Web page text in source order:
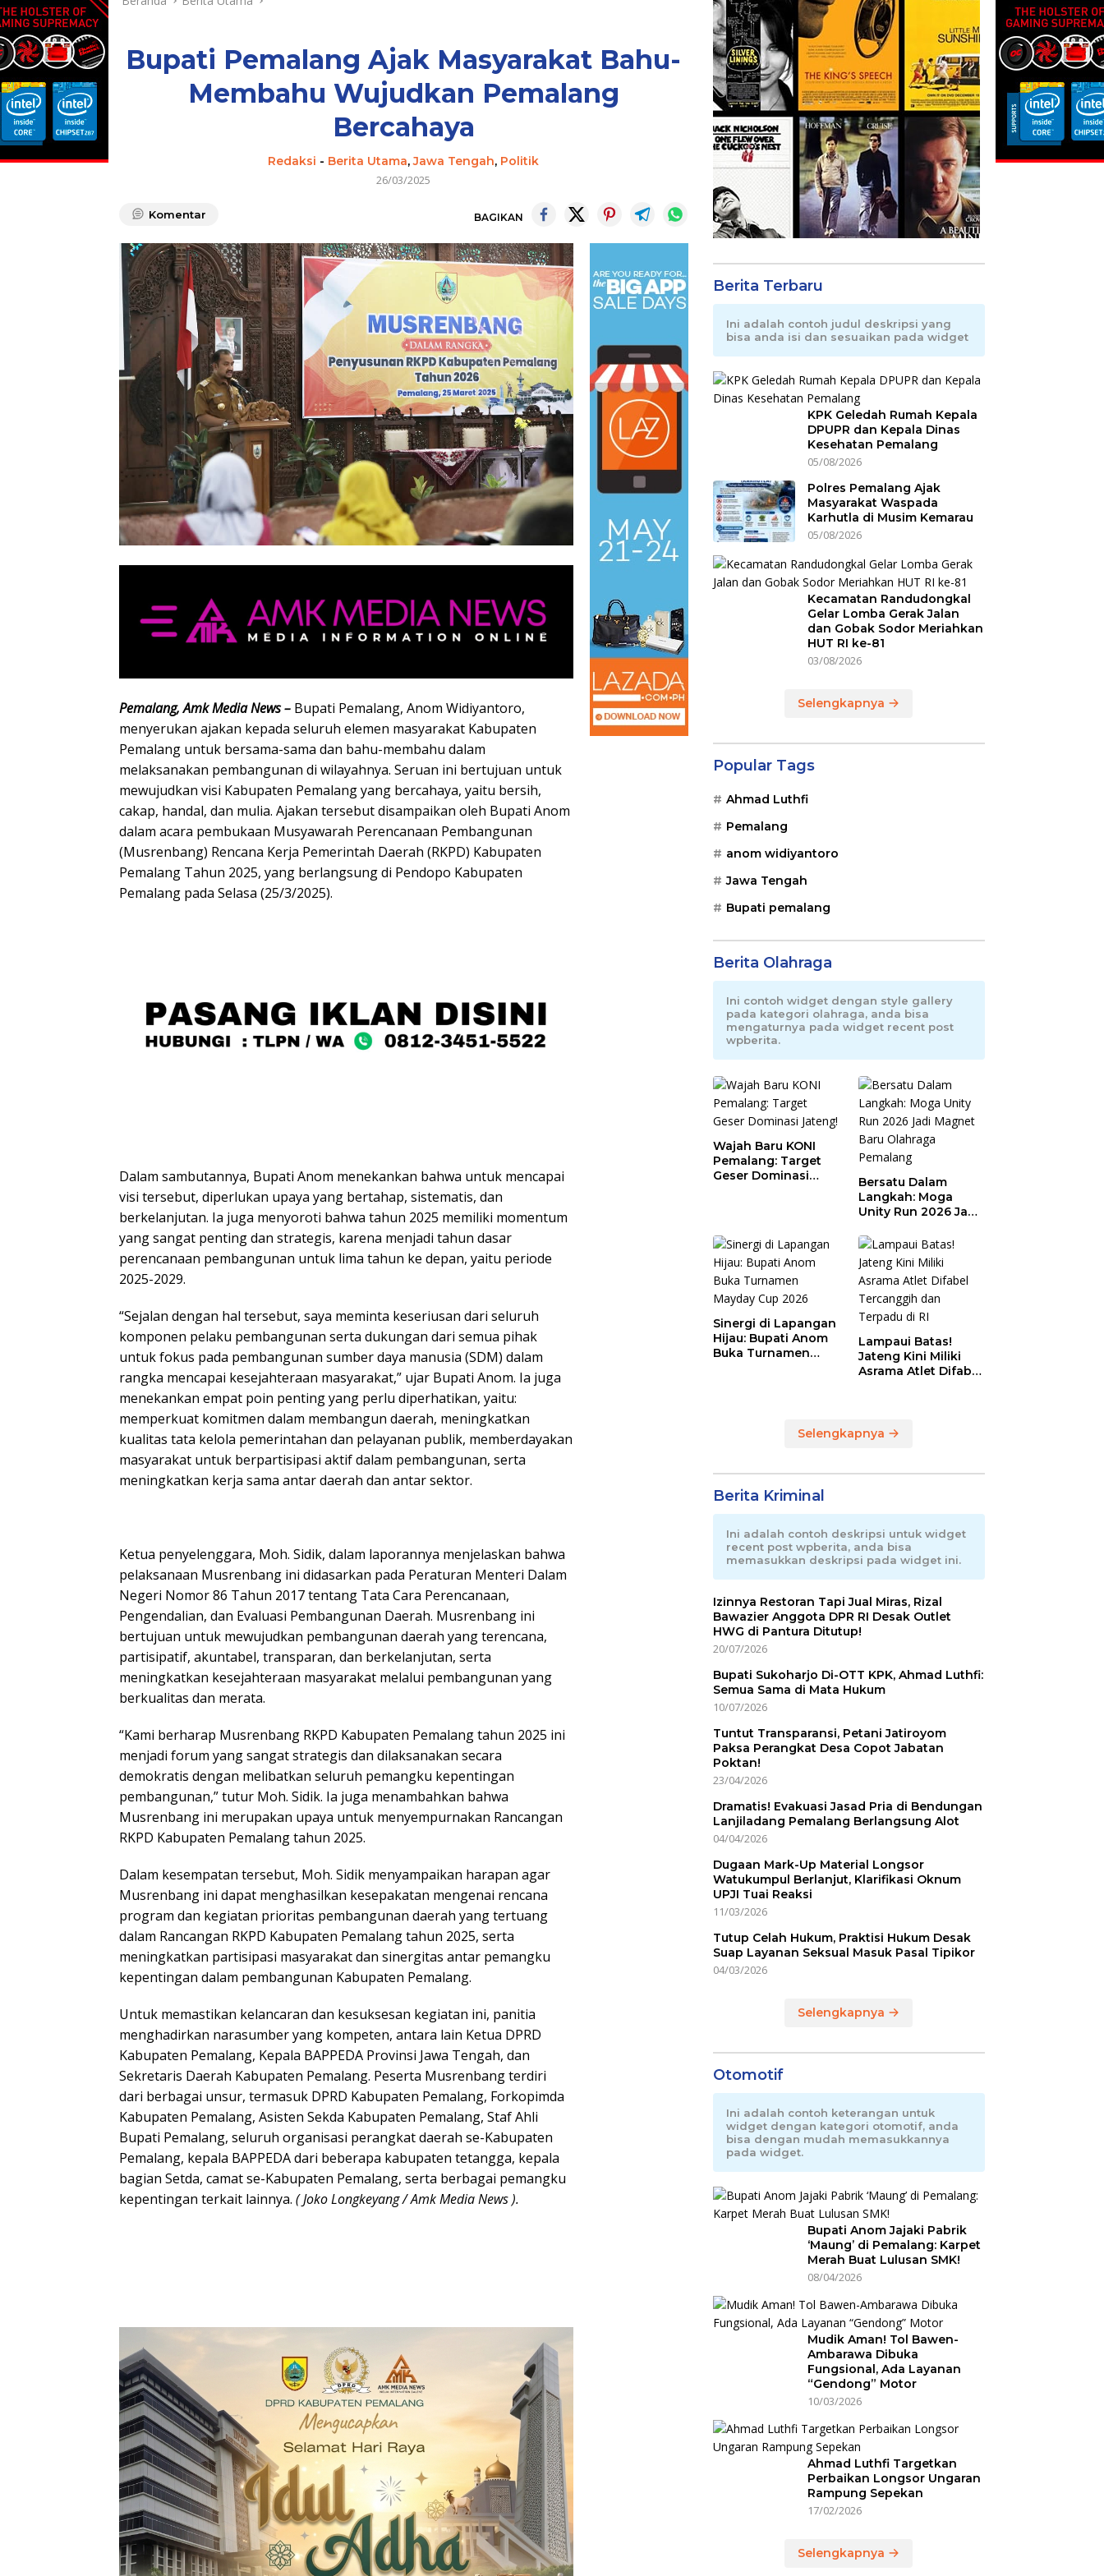
Bupati Pemalang Ajak Masyarakat Bahu-
Membahu Wujudkan Pemalang
Bercahaya
Redaksi - Berita Utama,Jawa Tengah, Politik
26/03/2025
Komentar BAGIKAN
Pemalang, Amk Media News – Bupati Pemalang, Anom Widiyantoro,
menyerukan ajakan kepada seluruh elemen masyarakat Kabupaten
Pemalang untuk bersama-sama dan bahu-membahu dalam
melaksanakan pembangunan di wilayahnya. Seruan ini bertujuan untuk
mewujudkan visi Kabupaten Pemalang yang bercahaya, yaitu bersih,
cakap, handal, dan mulia. Ajakan tersebut disampaikan oleh Bupati Anom
dalam acara pembukaan Musyawarah Perencanaan Pembangunan
(Musrenbang) Rencana Kerja Pemerintah Daerah (RKPD) Kabupaten
Pemalang Tahun 2025, yang berlangsung di Pendopo Kabupaten
Pemalang pada Selasa (25/3/2025).
Dalam sambutannya, Bupati Anom menekankan bahwa untuk mencapai
visi tersebut, diperlukan upaya yang bertahap, sistematis, dan
berkelanjutan. Ia juga menyoroti bahwa tahun 2025 memiliki momentum
yang sangat penting dan strategis, karena menjadi tahun dasar
perencanaan pembangunan untuk lima tahun ke depan, yaitu periode
2025-2029.
“Sejalan dengan hal tersebut, saya meminta keseriusan dari seluruh
komponen pelaku pembangunan serta dukungan dari semua pihak
untuk fokus pada pembangunan sumber daya manusia (SDM) dalam
rangka mencapai kesejahteraan masyarakat,” ujar Bupati Anom. Ia juga
menekankan empat poin penting yang perlu diperhatikan, yaitu:
memperkuat komitmen dalam membangun daerah, meningkatkan
kualitas tata kelola pemerintahan dan pelayanan publik, memberdayakan
masyarakat untuk berpartisipasi aktif dalam pembangunan, serta
meningkatkan kerja sama antar daerah dan antar sektor.
Ketua penyelenggara, Moh. Sidik, dalam laporannya menjelaskan bahwa
pelaksanaan Musrenbang ini didasarkan pada Peraturan Menteri Dalam
Negeri Nomor 86 Tahun 2017 tentang Tata Cara Perencanaan,
Pengendalian, dan Evaluasi Pembangunan Daerah. Musrenbang ini
bertujuan untuk mewujudkan pembangunan daerah yang terencana,
partisipatif, akuntabel, transparan, dan berkelanjutan, serta
meningkatkan kesejahteraan masyarakat melalui pembangunan yang
berkualitas dan merata.
“Kami berharap Musrenbang RKPD Kabupaten Pemalang tahun 2025 ini
menjadi forum yang sangat strategis dan dilaksanakan secara
demokratis dengan melibatkan seluruh pemangku kepentingan
pembangunan,” tutur Moh. Sidik. Ia juga menambahkan bahwa
Musrenbang ini merupakan upaya untuk menyempurnakan Rancangan
RKPD Kabupaten Pemalang tahun 2025.
Dalam kesempatan tersebut, Moh. Sidik menyampaikan harapan agar
Musrenbang ini dapat menghasilkan kesepakatan mengenai rencana
program dan kegiatan prioritas pembangunan daerah yang tertuang
dalam Rancangan RKPD Kabupaten Pemalang tahun 2025, serta
meningkatkan partisipasi masyarakat dan sinergitas antar pemangku
kepentingan dalam pembangunan Kabupaten Pemalang.
Untuk memastikan kelancaran dan kesuksesan kegiatan ini, panitia
menghadirkan narasumber yang kompeten, antara lain Ketua DPRD
Kabupaten Pemalang, Kepala BAPPEDA Provinsi Jawa Tengah, dan
Sekretaris Daerah Kabupaten Pemalang. Peserta Musrenbang terdiri
dari berbagai unsur, termasuk DPRD Kabupaten Pemalang, Forkopimda
Kabupaten Pemalang, Asisten Sekda Kabupaten Pemalang, Staf Ahli
Bupati Pemalang, seluruh organisasi perangkat daerah se-Kabupaten
Pemalang, kepala BAPPEDA dari beberapa kabupaten tetangga, kepala
bagian Setda, camat se-Kabupaten Pemalang, serta berbagai pemangku
kepentingan terkait lainnya. ( Joko Longkeyang / Amk Media News ).
Berita Terbaru
Ini adalah contoh judul deskripsi yang
bisa anda isi dan sesuaikan pada widget
KPK Geledah Rumah Kepala
DPUPR dan Kepala Dinas
Kesehatan Pemalang
05/08/2026
Polres Pemalang Ajak
Masyarakat Waspada
Karhutla di Musim Kemarau
05/08/2026
Kecamatan Randudongkal
Gelar Lomba Gerak Jalan
dan Gobak Sodor Meriahkan
HUT RI ke-81
03/08/2026
Selengkapnya
Popular Tags
Ahmad Luthfi
Pemalang
anom widiyantoro
Jawa Tengah
Bupati pemalang
Berita Olahraga
Ini contoh widget dengan style gallery
pada kategori olahraga, anda bisa
mengaturnya pada widget recent post
wpberita.
Wajah Baru KONI
Pemalang: Target
Geser Dominasi
Bersatu Dalam
Langkah: Moga
Unity Run 2026 Jadi
Olahraga Pemalang
Sinergi di Lapangan
Hijau: Bupati Anom
Buka Turnamen
Lampaui Batas!
Jateng Kini Miliki
Asrama Atlet Difabel
Selengkapnya
Berita Kriminal
Ini adalah contoh deskripsi untuk widget
recent post wpberita, anda bisa
memasukkan deskripsi pada widget ini.
Izinnya Restoran Tapi Jual Miras, Rizal
Bawazier Anggota DPR RI Desak Outlet
HWG di Pantura Ditutup!
20/07/2026
Bupati Sukoharjo Di-OTT KPK, Ahmad Luthfi:
Semua Sama di Mata Hukum
10/07/2026
Tuntut Transparansi, Petani Jatiroyom
Paksa Perangkat Desa Copot Jabatan
Poktan!
23/04/2026
Dramatis! Evakuasi Jasad Pria di Bendungan
Lanjiladang Pemalang Berlangsung Alot
04/04/2026
Dugaan Mark-Up Material Longsor
Watukumpul Berlanjut, Klarifikasi Oknum
UPJI Tuai Reaksi
11/03/2026
Tutup Celah Hukum, Praktisi Hukum Desak
Suap Layanan Seksual Masuk Pasal Tipikor
04/03/2026
Selengkapnya
Otomotif
Ini adalah contoh keterangan untuk
widget dengan kategori otomotif, anda
bisa dengan mudah memasukkannya
pada widget.
Bupati Anom Jajaki Pabrik
‘Maung’ di Pemalang: Karpet
Merah Buat Lulusan SMK!
08/04/2026
Mudik Aman! Tol Bawen-
Ambarawa Dibuka
Fungsional, Ada Layanan
“Gendong” Motor
10/03/2026
Ahmad Luthfi Targetkan
Perbaikan Longsor Ungaran
Rampung Sepekan
17/02/2026
Selengkapnya